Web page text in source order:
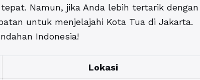
Namun, jika Anda lebih tertarik dengan
untuk menjelajahi Kota Tua di Jakarta.
Indonesia!
Lokasi